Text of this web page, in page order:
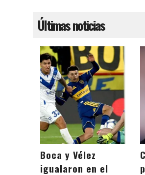
Últimas noticias
Boca y Vélez
igualaron en el